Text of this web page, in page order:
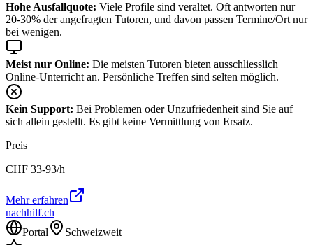
Hohe Ausfallquote: Viele Profile sind veraltet. Oft antworten nur
20-30% der angefragten Tutoren, und davon passen Termine/Ort nur
bei wenigen.
Meist nur Online: Die meisten Tutoren bieten ausschliesslich
Online-Unterricht an. Persönliche Treffen sind selten möglich.
Kein Support: Bei Problemen oder Unzufriedenheit sind Sie auf
sich allein gestellt. Es gibt keine Vermittlung von Ersatz.
Preis
CHF 33-93/h
Mehr erfahren
nachhilf.ch
Portal
Schweizweit